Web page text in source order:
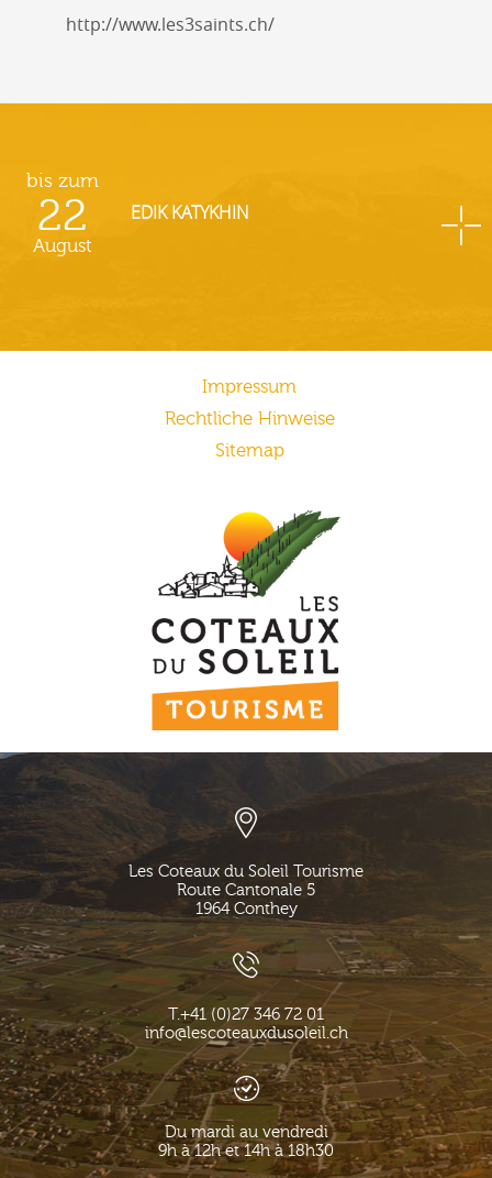
http://www.les3saints.ch/
bis zum
22
August
EDIK KATYKHIN
Impressum
Rechtliche Hinweise
Sitemap
Les Coteaux du Soleil Tourisme
Route Cantonale 5
1964 Conthey
T.+41 (0)27 346 72 01
info@lescoteauxdusoleil.ch
Du mardi au vendredi
9h à 12h et 14h à 18h30